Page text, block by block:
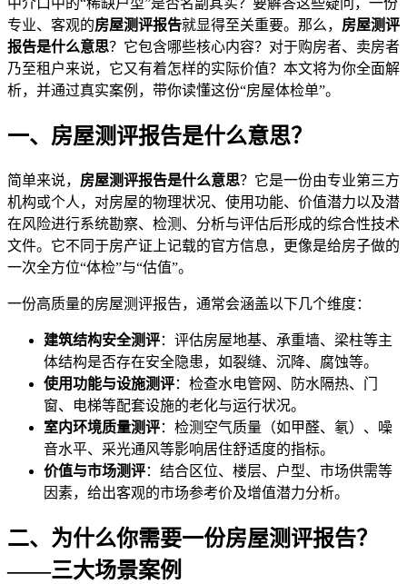
中介口中的“稀缺户型”是否名副其实？要解答这些疑问，一份
专业、客观的房屋测评报告就显得至关重要。那么， 房屋测评
报告是什么意思？它包含哪些核心内容？对于购房者、卖房者
乃至租户来说，它又有着怎样的实际价值？本文将为你全面解
析，并通过真实案例，带你读懂这份“房屋体检单”。
一、房屋测评报告是什么意思？
简单来说， 房屋测评报告是什么意思？它是一份由专业第三方
机构或个人，对房屋的物理状况、使用功能、价值潜力以及潜
在风险进行系统勘察、检测、分析与评估后形成的综合性技术
文件。它不同于房产证上记载的官方信息，更像是给房子做的
一次全方位“体检”与“估值”。
一份高质量的房屋测评报告，通常会涵盖以下几个维度：
建筑结构安全测评：评估房屋地基、承重墙、梁柱等主
体结构是否存在安全隐患，如裂缝、沉降、腐蚀等。
使用功能与设施测评：检查水电管网、防水隔热、门
窗、电梯等配套设施的老化与运行状况。
室内环境质量测评：检测空气质量（如甲醛、氡）、噪
音水平、采光通风等影响居住舒适度的指标。
价值与市场测评：结合区位、楼层、户型、市场供需等
因素，给出客观的市场参考价及增值潜力分析。
二、为什么你需要一份房屋测评报告？
——三大场景案例